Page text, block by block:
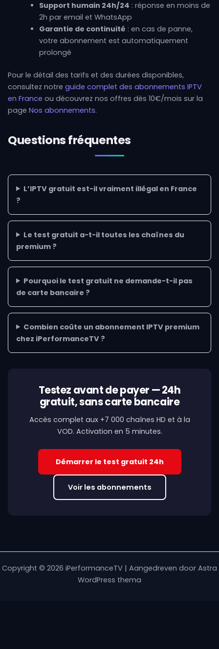
Support humain 24h/24 : réponse en moins de
2h par email et WhatsApp
Garantie de continuité : en cas de panne,
votre abonnement est automatiquement
prolongé
Pour le détail des tarifs et des durées disponibles,
consultez notre guide complet des abonnements IPTV
en France ou découvrez nos offres dès 10€/mois sur la
page Nos abonnements.
Questions fréquentes
L’IPTV gratuit est-il vraiment illégal en France
?
Le test gratuit a-t-il toutes les chaînes du
premium ?
Pourquoi le test gratuit ne demande-t-il pas
de carte bancaire ?
Combien coûte un abonnement IPTV premium
chez iPerformanceTV ?
Testez avant de payer — 24h
gratuit, sans carte bancaire
Accès complet aux +7 000 chaînes HD et à la
VOD. Activation en 5 minutes.
Démarrer le test gratuit 24h
Voir les abonnements
Copyright © 2026 iPerformanceTV | Aangedreven door Astra
WordPress thema